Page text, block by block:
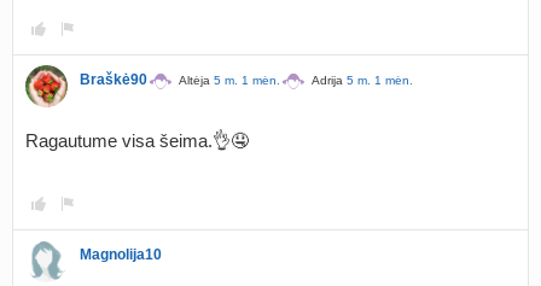
Braškė90 Altėja 5 m. 1 mėn. Adrija 5 m. 1 mėn.
Ragautume visa šeima.👌🤤
Magnolija10